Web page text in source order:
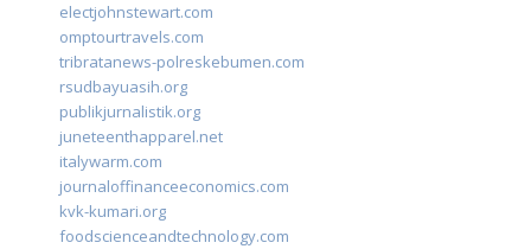
electjohnstewart.com
omptourtravels.com
tribratanews-polreskebumen.com
rsudbayuasih.org
publikjurnalistik.org
juneteenthapparel.net
italywarm.com
journaloffinanceeconomics.com
kvk-kumari.org
foodscienceandtechnology.com